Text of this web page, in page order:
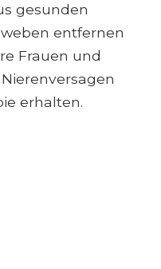
gesunden
entfernen
Frauen und
erhalten.